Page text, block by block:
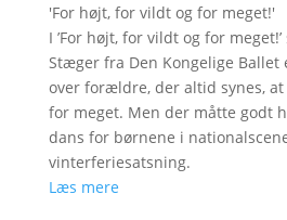
'For højt, for vildt og for meget!'
I ’For højt, for vildt og for
Stæger fra Den Kongelige Ballet
over forældre, der altid synes,
for meget. Men der måtte godt
dans for børnene i
vinterferiesatsning.
Læs mere